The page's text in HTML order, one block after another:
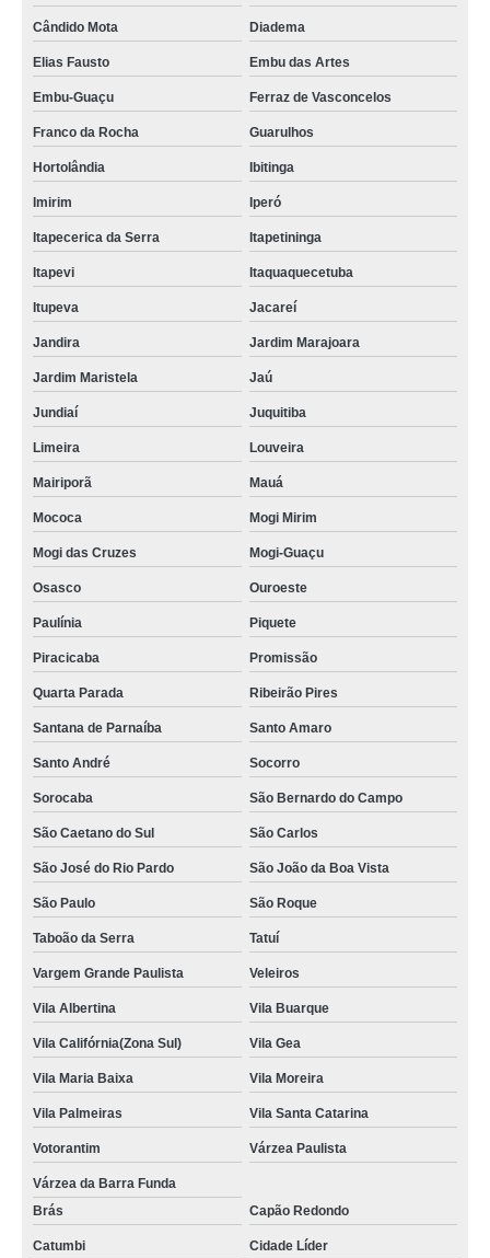
Cândido Mota Diadema
Elias Fausto Embu das Artes
Embu-Guaçu Ferraz de Vasconcelos
Franco da Rocha Guarulhos
Hortolândia Ibitinga
Imirim Iperó
Itapecerica da Serra Itapetininga
Itapevi Itaquaquecetuba
Itupeva Jacareí
Jandira Jardim Marajoara
Jardim Maristela Jaú
Jundiaí Juquitiba
Limeira Louveira
Mairiporã Mauá
Mococa Mogi Mirim
Mogi das Cruzes Mogi-Guaçu
Osasco Ouroeste
Paulínia Piquete
Piracicaba Promissão
Quarta Parada Ribeirão Pires
Santana de Parnaíba Santo Amaro
Santo André Socorro
Sorocaba São Bernardo do Campo
São Caetano do Sul São Carlos
São José do Rio Pardo São João da Boa Vista
São Paulo São Roque
Taboão da Serra Tatuí
Vargem Grande Paulista Veleiros
Vila Albertina Vila Buarque
Vila Califórnia(Zona Sul) Vila Gea
Vila Maria Baixa Vila Moreira
Vila Palmeiras Vila Santa Catarina
Votorantim Várzea Paulista
Várzea da Barra Funda
Brás
Capão Redondo
Catumbi Cidade Líder